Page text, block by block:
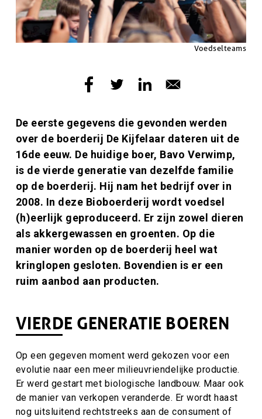
Voedselteams
Inleiding
De eerste gegevens die gevonden werden
over de boerderij De Kijfelaar dateren uit de
16de eeuw. De huidige boer, Bavo Verwimp,
is de vierde generatie van dezelfde familie
op de boerderij. Hij nam het bedrijf over in
2008. In deze Bioboerderij wordt voedsel
(h)eerlijk geproduceerd. Er zijn zowel dieren
als akkergewassen en groenten. Op die
manier worden op de boerderij heel wat
kringlopen gesloten. Bovendien is er een
ruim aanbod aan producten.
VIERDE GENERATIE BOEREN
Op een gegeven moment werd gekozen voor een
evolutie naar een meer milieuvriendelijke productie.
Er werd gestart met biologische landbouw. Maar ook
de manier van verkopen veranderde. Er wordt haast
nog uitsluitend rechtstreeks aan de consument of